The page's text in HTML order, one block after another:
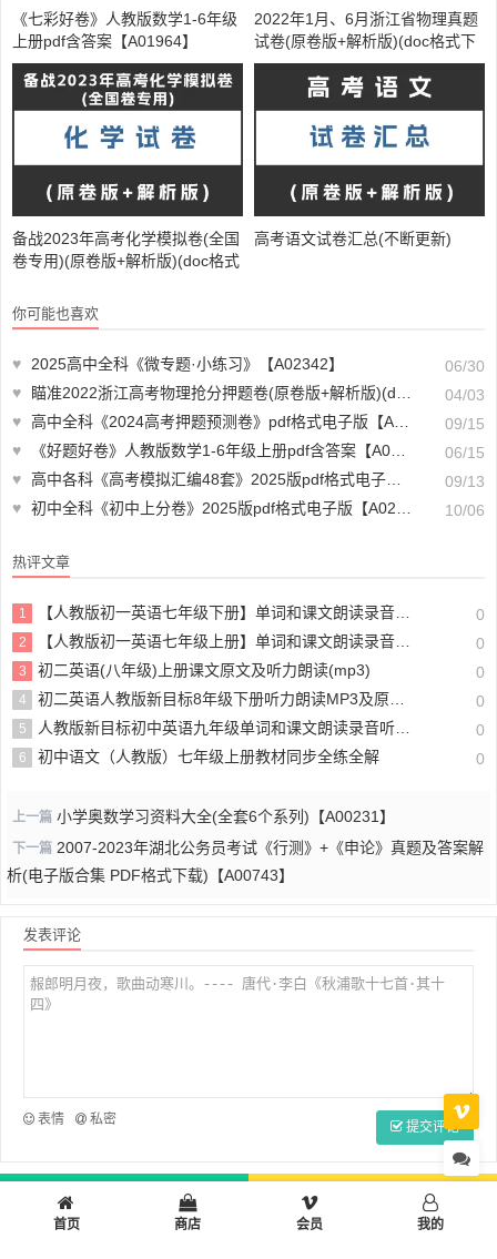
《七彩好卷》人教版数学1-6年级
上册pdf含答案【A01964】
2022年1月、6月浙江省物理真题
试卷(原卷版+解析版)(doc格式下
载)【A02171】
备战2023年高考化学模拟卷(全国
卷专用)(原卷版+解析版)(doc格式
高考语文试卷汇总(不断更新)
你可能也喜欢
♥ 2025高中全科《微专题·小练习》【A02342】
06/30
♥
瞄准2022浙江高考物理抢分押题卷(原卷版+解析版)(doc格式下载)【A02156】
04/03
♥ 高中全科《2024高考押题预测卷》pdf格式电子版【A02431-092】
09/15
♥
《好题好卷》人教版数学1-6年级上册pdf含答案【A01823】
06/15
♥ 高中各科《高考模拟汇编48套》2025版pdf格式电子版【A02431-024】
09/13
♥ 初中全科《初中上分卷》2025版pdf格式电子版【A02375-011】 10/06
热评文章
1 【人教版初一英语七年级下册】单词和课文朗读录音听力mp3音频【A00275】 0
2 【人教版初一英语七年级上册】单词和课文朗读录音听力mp3音频 0
3 初二英语(八年级)上册课文原文及听力朗读(mp3) 0
4 初二英语人教版新目标8年级下册听力朗读MP3及原文+翻译 0
5 人教版新目标初中英语九年级单词和课文朗读录音听力mp3 0
6 初中语文（人教版）七年级上册教材同步全练全解 0
上一篇 小学奥数学习资料大全(全套6个系列)【A00231】
下一篇 2007-2023年湖北公务员考试《行测》+《申论》真题及答案解
析(电子版合集 PDF格式下载)【A00743】
发表评论
表情 私密 提交评论
首页 高中 多彩生活
工作学习
首页 商店 会员 我的